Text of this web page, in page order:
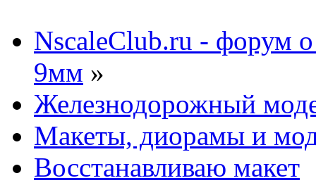
NscaleClub.ru - форум
9мм »
Железнодорожный
Макеты, диорамы и
Восстанавливаю макет